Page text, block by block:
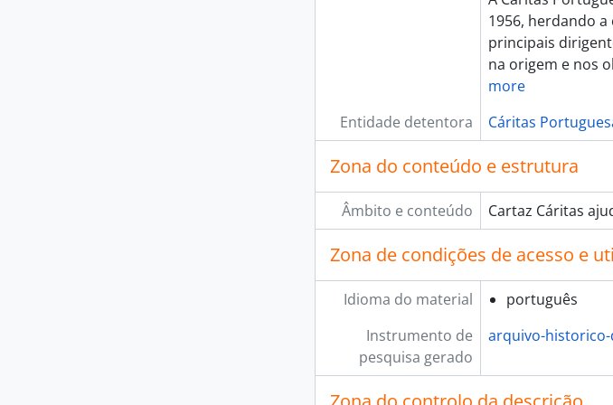
1956, herdando
principais
na origem e nos
more
Entidade detentora
Cáritas
Zona do conteúdo e estrutura
Âmbito e conteúdo Cartaz Cáritas
Zona de condições de acesso e
Idioma do material
português
Instrumento de
pesquisa gerado
arquivo-